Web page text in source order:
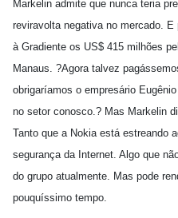
Markelin admite que nunca teria
reviravolta negativa no mercado.
à Gradiente os US$ 415 milhões
Manaus. ?Agora talvez
obrigaríamos o empresário
no setor conosco.? Mas Markelin
Tanto que a Nokia está estreando
segurança da Internet. Algo que
do grupo atualmente. Mas pode
pouquíssimo tempo.